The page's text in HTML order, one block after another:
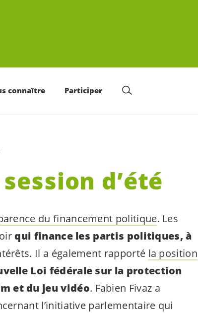
connaître Participer
d’été
du financement politique. Les
qui finance les partis politiques, à
Il a également rapporté la position
Loi fédérale sur la protection
et du jeu vidéo. Fabien Fivaz a
l’initiative parlementaire qui